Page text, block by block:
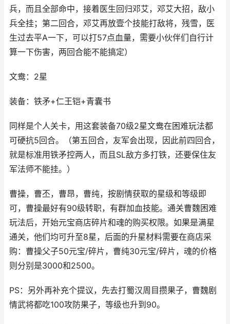
兵，而且全部命中，接着医生回归邓艾，邓艾大招，敌小
兵全挂；第二回合，邓艾再放壹个技能打敌将，残雪，医
生过去平A一下，可以打57点血量，需要小伙伴们自行计
算一下伤害，两回合能不能搞定）
文鸯：2星
装备：铁矛+仁王铠+青囊书
同样是个人关卡，用这套装备70级2星文鸯在困难玩法都
可硬抗5回合。（第五回合，友军会出现，因此前四回合，
就是标准用铁矛控两人，而且SL敌方多打铁，还要保住友
军法师不能挂。）
曹操，曹丕，曹昂，曹纯，按剧情获取的星级和等级即
可，曹操最好有90级转职，有群加血技能。通关曹魏困难
玩法后，开始元宝商店碎片和魂的购买权限。如果是满星
通关，他们均可升至8星，后面的升星材料需要在商店采
购：曹操父子50元宝/碎片，曹纯30元宝/碎片，魂的价格
则分别是3000和2500。
PS：另外再补充个提议，先去打蜀汉周目攒果子，曹魏剧
情武将都吃100攻防果子，等级也升到90。